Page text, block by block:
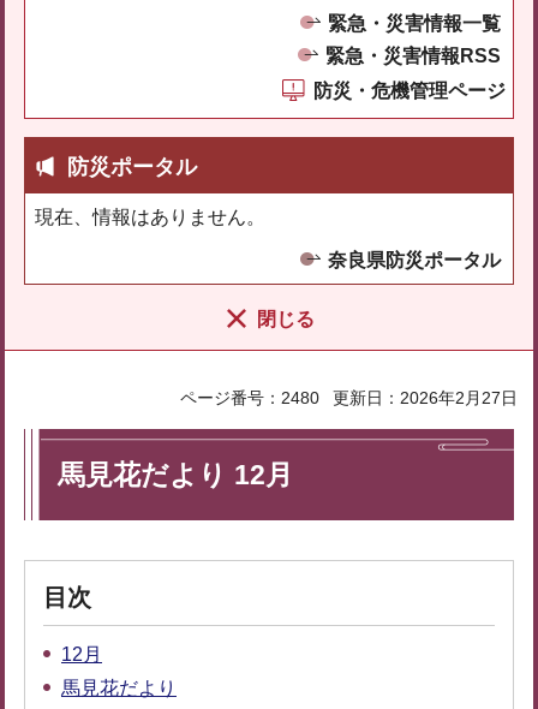
緊急・災害情報一覧
緊急・災害情報RSS
防災・危機管理ページ
防災ポータル
現在、情報はありません。
奈良県防災ポータル
閉じる
ページ番号：2480 更新日：2026年2月27日
馬見花だより 12月
目次
12月
馬見花だより